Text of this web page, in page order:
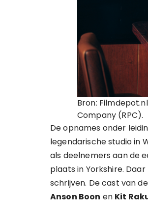
Bron:
Company (RPC).
De opnames onder
legendarische studio in
als deelnemers aan de
plaats in Yorkshire.
schrijven. De cast van
Anson Boon en Kit